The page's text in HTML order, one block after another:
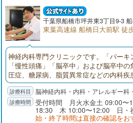
千葉県船橋市坪井東3丁目9-3
東葉高速線 船橋日大前駅 徒
神経内科専門クリニックです。「パーキ
「慢性頭痛」「脳卒中」および脳卒中
圧症、糖尿病、脂質異常症などの内科疾
ます。ふるえ、歩行障害、物忘れなど
ください。東葉高速鉄道「船橋日大前」
太郎２階）。頭部CT完備。神経内科専
医、指導医。内科学会認定内科医。眼
脳神経内科・内科・アレルギー科
受付時間 月火水金土 09:00
18:30 木 10:00〜12:00 日・
始・終了時間は直接の確認をお